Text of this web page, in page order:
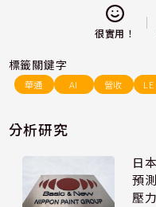
很實用！
標籤關鍵字
華通 AI 營收
分析研究
日
預
壓力